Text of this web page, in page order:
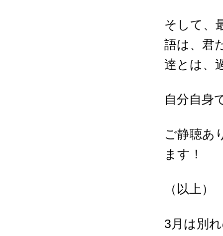
そして、
語は、君
達とは、
自分自身
ご静聴あ
ます！
（以上）
3 月は別